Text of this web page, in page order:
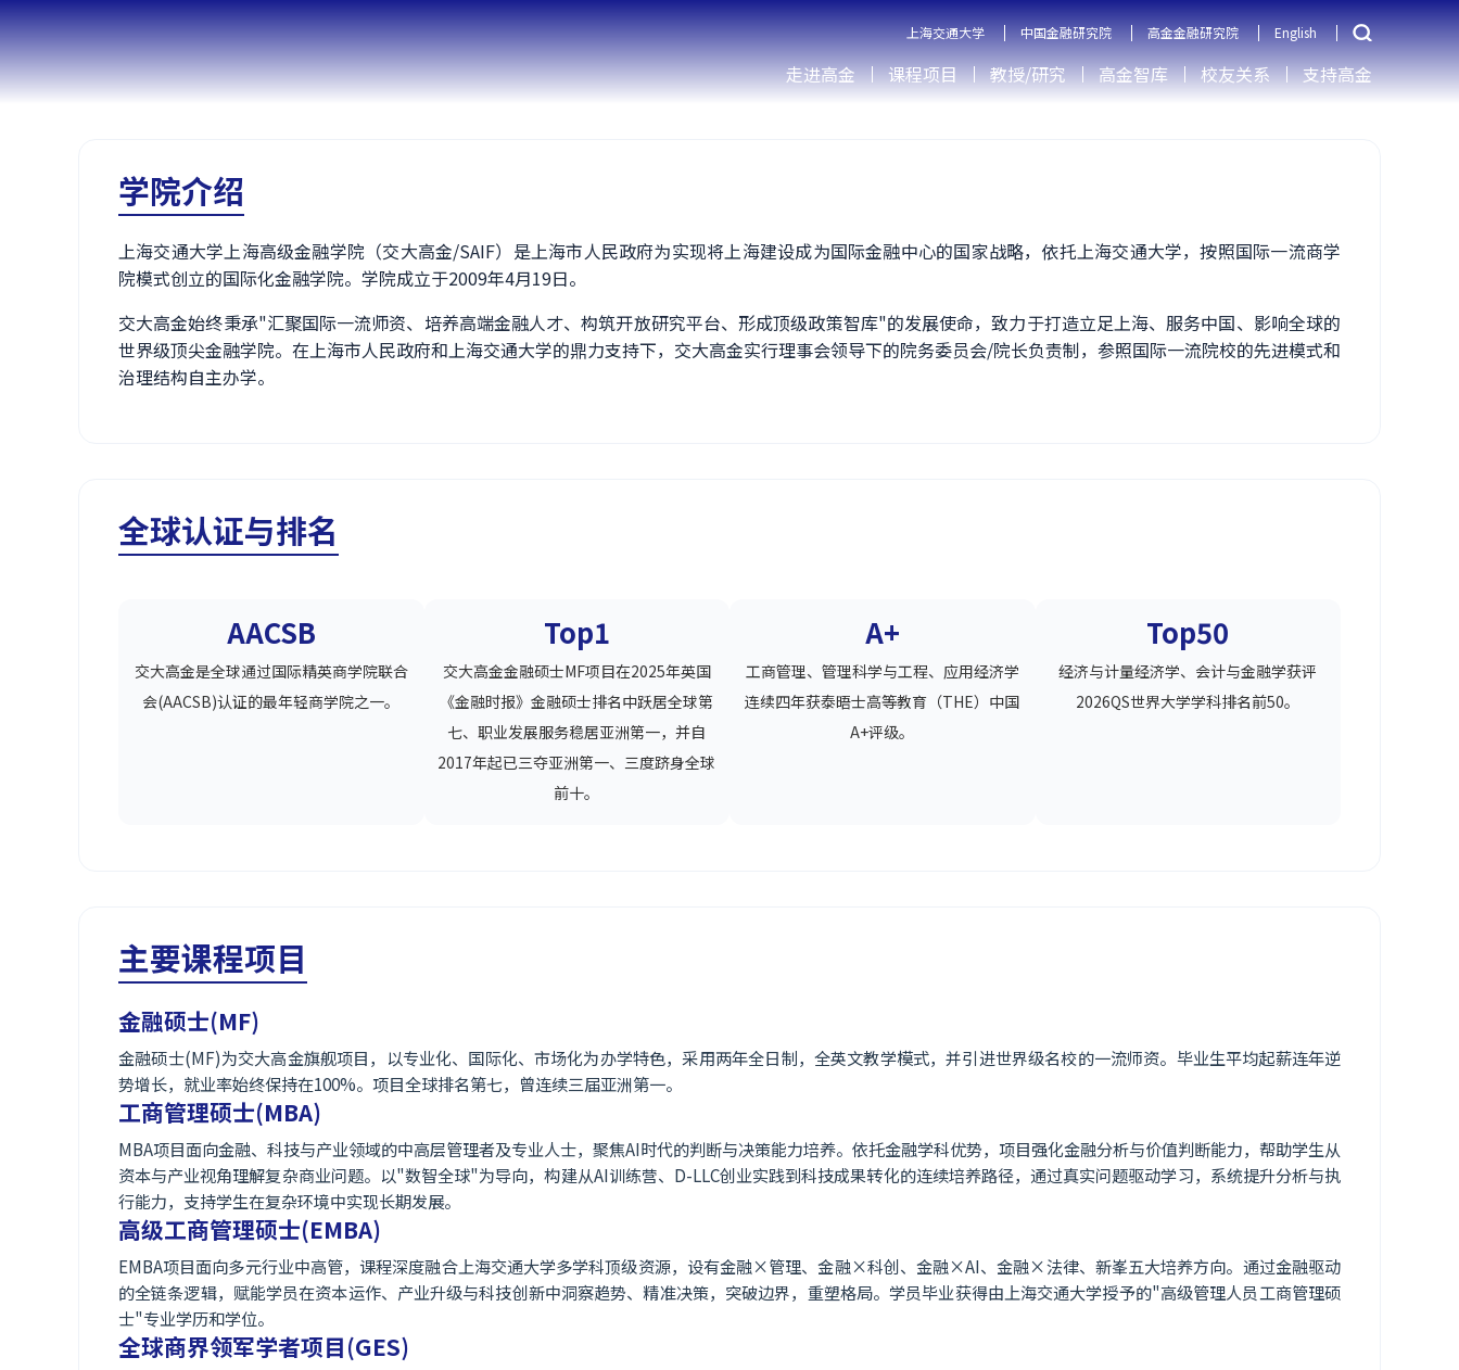
上海交通大学 中国金融研究院 高金金融研究院 English
走进高金 课程项目 教授/研究 高金智库 校友关系 支持高金
学院介绍
上海交通大学上海高级金融学院（交大高金/SAIF）是上海市人民政府为实现将上海建设成为国际金融中心的国家战略，依托上海交通大学，按照国际一流商学
院模式创立的国际化金融学院。学院成立于2009年4月19日。
交大高金始终秉承"汇聚国际一流师资、培养高端金融人才、构筑开放研究平台、形成顶级政策智库"的发展使命，致力于打造立足上海、服务中国、影响全球的
世界级顶尖金融学院。在上海市人民政府和上海交通大学的鼎力支持下，交大高金实行理事会领导下的院务委员会/院长负责制，参照国际一流院校的先进模式和
治理结构自主办学。
全球认证与排名
AACSB
交大高金是全球通过国际精英商学院联合
会(AACSB)认证的最年轻商学院之一。
Top1
交大高金金融硕士MF项目在2025年英国
《金融时报》金融硕士排名中跃居全球第
七、职业发展服务稳居亚洲第一，并自
2017年起已三夺亚洲第一、三度跻身全球
前十。
A+
工商管理、管理科学与工程、应用经济学
连续四年获泰晤士高等教育（THE）中国
A+评级。
Top50
经济与计量经济学、会计与金融学获评
2026QS世界大学学科排名前50。
主要课程项目
金融硕士(MF)
金融硕士(MF)为交大高金旗舰项目，以专业化、国际化、市场化为办学特色，采用两年全日制，全英文教学模式，并引进世界级名校的一流师资。毕业生平均起薪连年逆
势增长，就业率始终保持在100%。项目全球排名第七，曾连续三届亚洲第一。
工商管理硕士(MBA)
MBA项目面向金融、科技与产业领域的中高层管理者及专业人士，聚焦AI时代的判断与决策能力培养。依托金融学科优势，项目强化金融分析与价值判断能力，帮助学生从
资本与产业视角理解复杂商业问题。以"数智全球"为导向，构建从AI训练营、D-LLC创业实践到科技成果转化的连续培养路径，通过真实问题驱动学习，系统提升分析与执
行能力，支持学生在复杂环境中实现长期发展。
高级工商管理硕士(EMBA)
EMBA项目面向多元行业中高管，课程深度融合上海交通大学多学科顶级资源，设有金融×管理、金融×科创、金融×AI、金融×法律、新峯五大培养方向。通过金融驱动
的全链条逻辑，赋能学员在资本运作、产业升级与科技创新中洞察趋势、精准决策，突破边界，重塑格局。学员毕业获得由上海交通大学授予的"高级管理人员工商管理硕
士"专业学历和学位。
全球商界领军学者项目(GES)